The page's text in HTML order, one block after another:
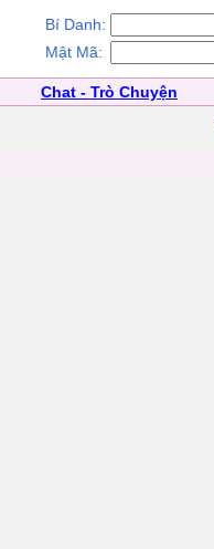
Bí Danh:
Mật Mã:
Chat - Trò Chuyện